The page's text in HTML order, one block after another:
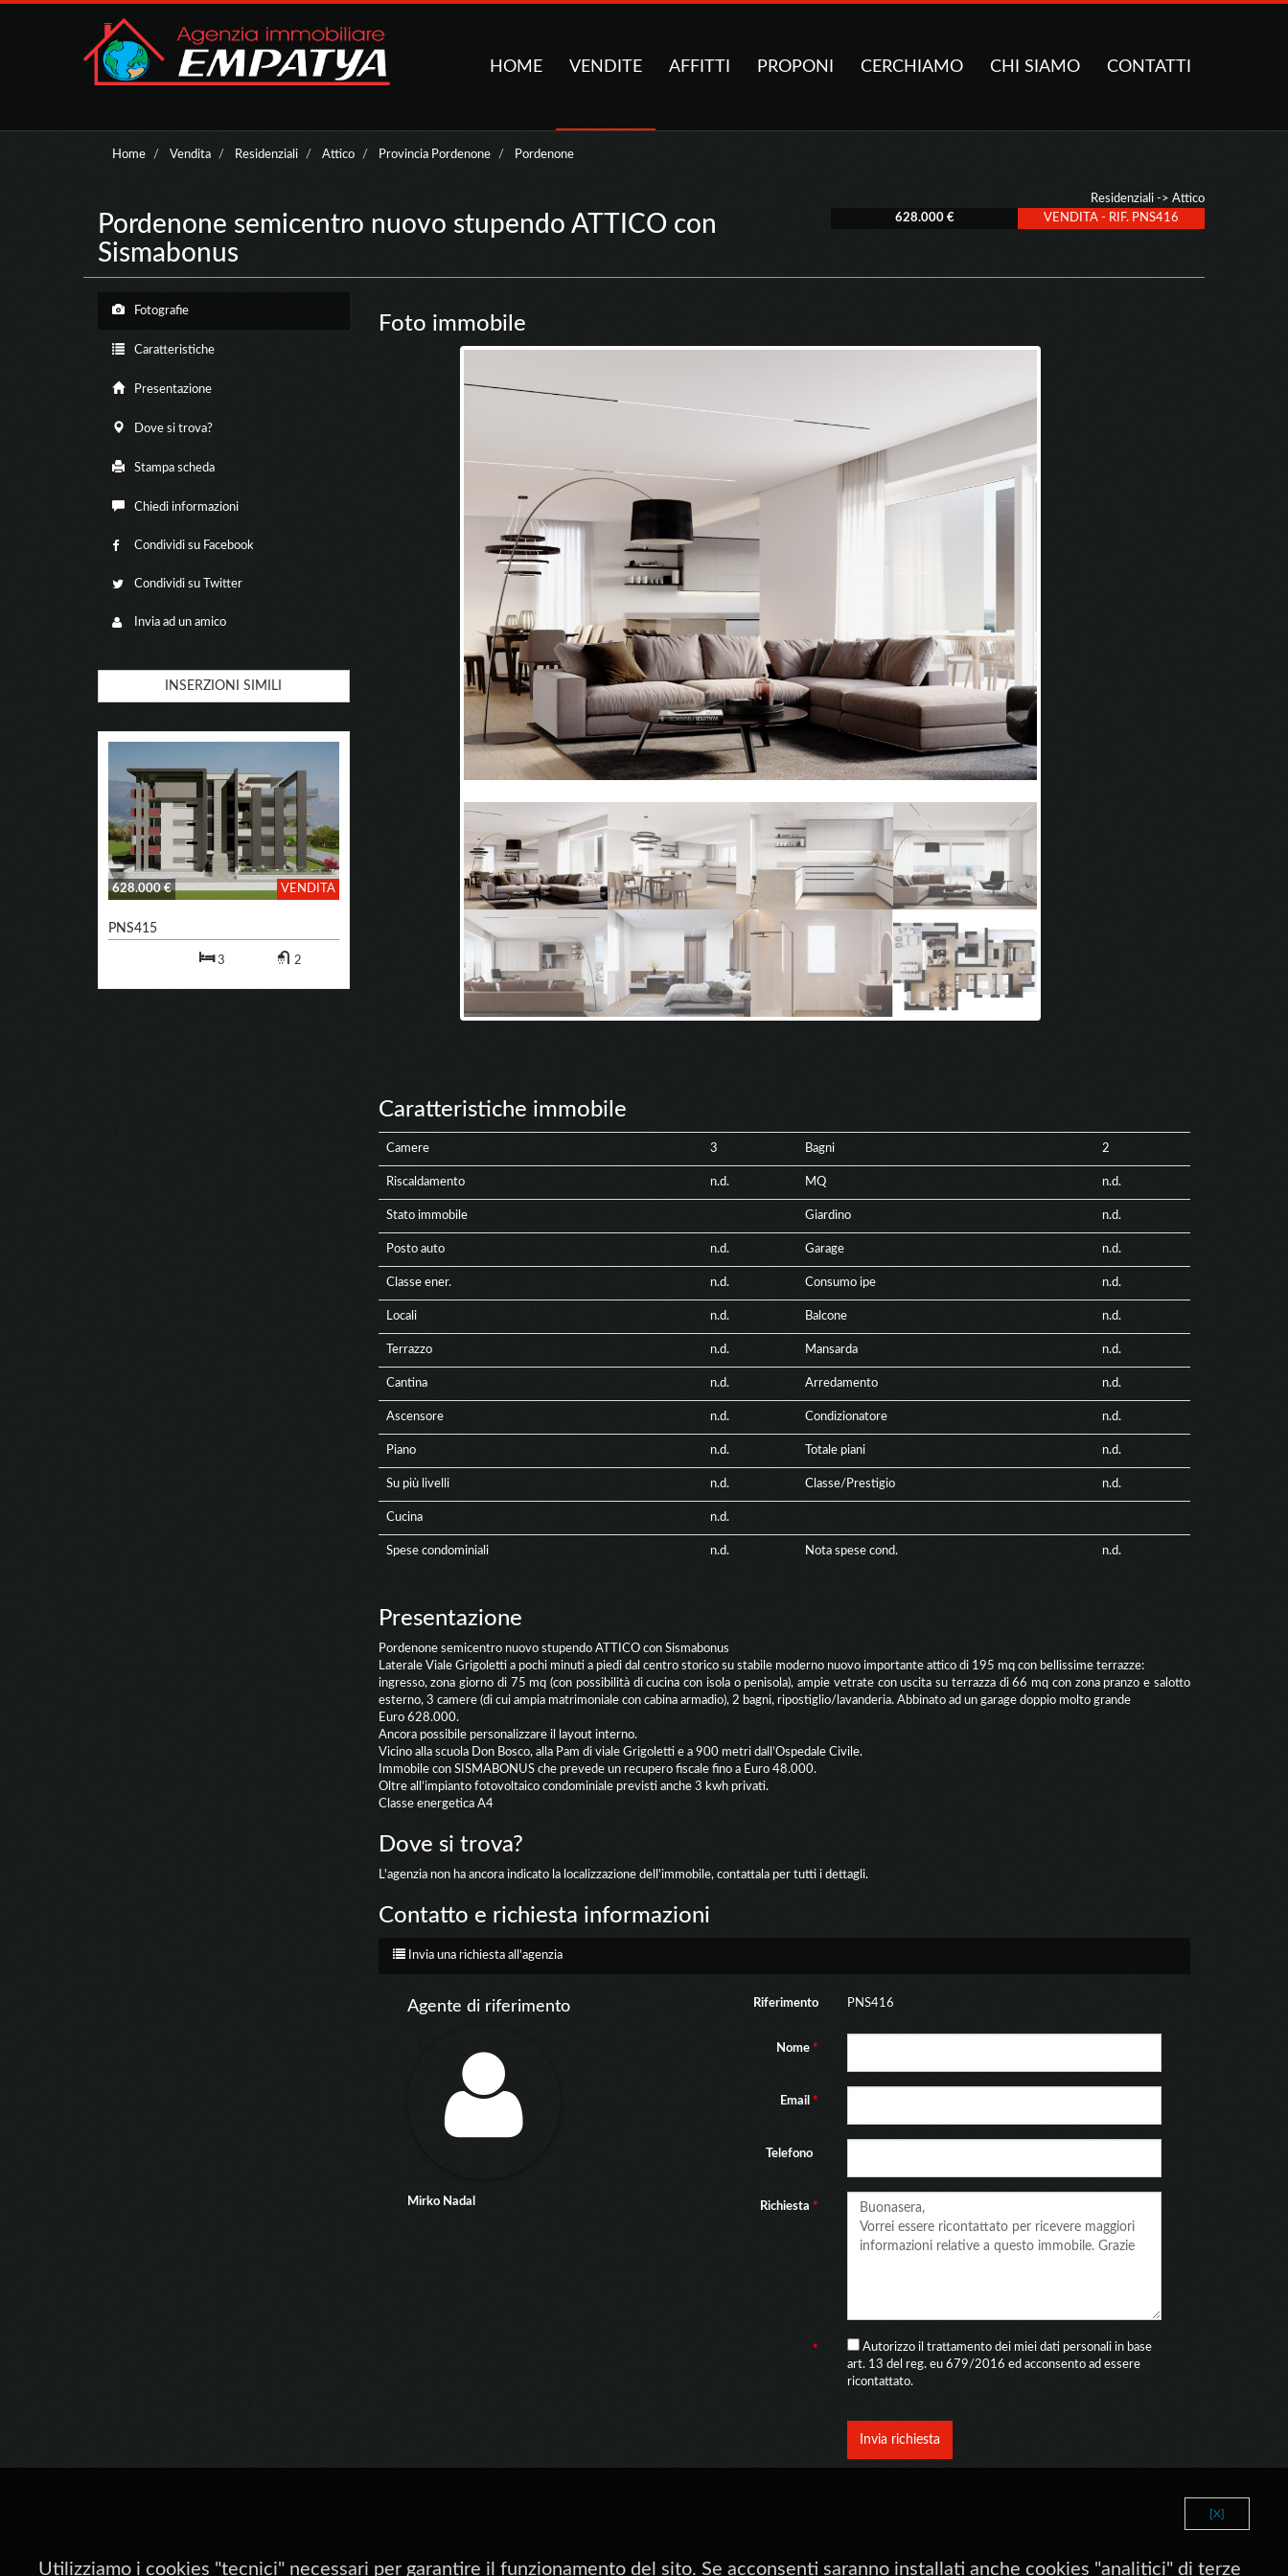
HOME VENDITE AFFITTI PROPONI CERCHIAMO CHI SIAMO CONTATTI
Home Vendita Residenziali Attico Provincia Pordenone Pordenone
Pordenone semicentro nuovo stupendo ATTICO con
Sismabonus
Residenziali -> Attico
628.000 €
VENDITA - RIF. PNS416
Fotografie
Caratteristiche
Presentazione
Dove si trova?
Stampa scheda
Chiedi informazioni
Condividi su Facebook
Condividi su Twitter
Invia ad un amico
INSERZIONI SIMILI
628.000 € VENDITA
PNS415
3 2
Foto immobile
Caratteristiche immobile
Camere 3 Bagni 2
Riscaldamento n.d. MQ n.d.
Stato immobile Giardino n.d.
Posto auto n.d. Garage n.d.
Classe ener. n.d. Consumo ipe n.d.
Locali n.d. Balcone n.d.
Terrazzo n.d. Mansarda n.d.
Cantina n.d. Arredamento n.d.
Ascensore n.d. Condizionatore n.d.
Piano n.d. Totale piani n.d.
Su più livelli n.d. Classe/Prestigio n.d.
Cucina n.d.
Spese condominiali n.d. Nota spese cond. n.d.
Presentazione
Pordenone semicentro nuovo stupendo ATTICO con Sismabonus
Laterale Viale Grigoletti a pochi minuti a piedi dal centro storico su stabile moderno nuovo importante attico di 195 mq con bellissime terrazze:
ingresso, zona giorno di 75 mq (con possibilità di cucina con isola o penisola), ampie vetrate con uscita su terrazza di 66 mq con zona pranzo e salotto
esterno, 3 camere (di cui ampia matrimoniale con cabina armadio), 2 bagni, ripostiglio/lavanderia. Abbinato ad un garage doppio molto grande
Euro 628.000.
Ancora possibile personalizzare il layout interno.
Vicino alla scuola Don Bosco, alla Pam di viale Grigoletti e a 900 metri dall’Ospedale Civile.
Immobile con SISMABONUS che prevede un recupero fiscale fino a Euro 48.000.
Oltre all’impianto fotovoltaico condominiale previsti anche 3 kwh privati.
Classe energetica A4
Dove si trova?
L'agenzia non ha ancora indicato la localizzazione dell'immobile, contattala per tutti i dettagli.
Contatto e richiesta informazioni
Invia una richiesta all'agenzia
Agente di riferimento
Mirko Nadal
Riferimento PNS416
Nome*
Email*
Telefono
Richiesta*
*
Autorizzo il trattamento dei miei dati personali in base
art. 13 del reg. eu 679/2016 ed acconsento ad essere
ricontattato.
Invia richiesta
[X]
Utilizziamo i cookies "tecnici" necessari per garantire il funzionamento del sito. Se acconsenti saranno installati anche cookies "analitici" di terze